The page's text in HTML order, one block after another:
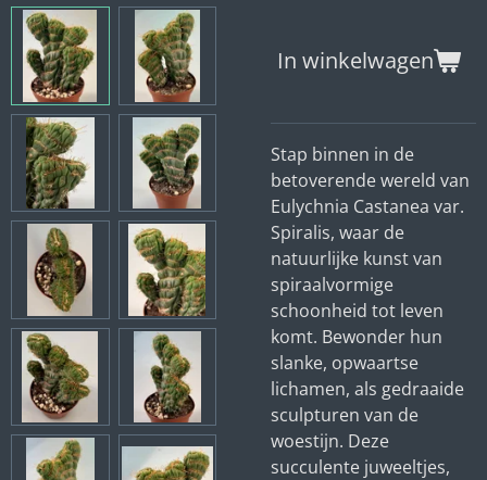
In winkelwagen
Stap binnen in de
betoverende wereld van
Eulychnia Castanea var.
Spiralis, waar de
natuurlijke kunst van
spiraalvormige
schoonheid tot leven
komt. Bewonder hun
slanke, opwaartse
lichamen, als gedraaide
sculpturen van de
woestijn. Deze
succulente juweeltjes,